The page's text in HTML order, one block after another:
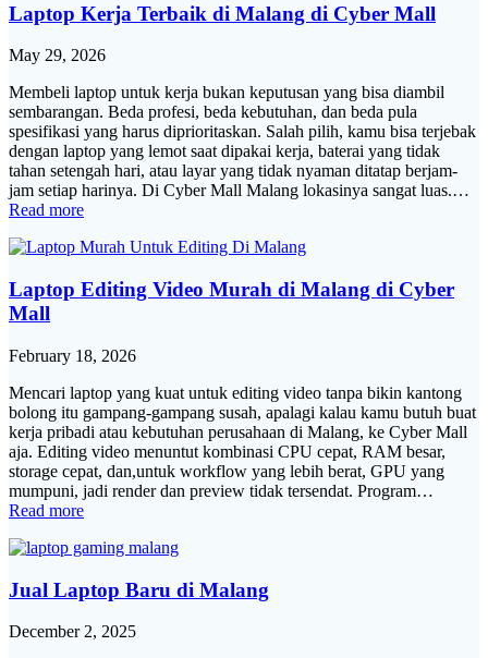
Laptop Kerja Terbaik di Malang di Cyber Mall
May 29, 2026
Membeli laptop untuk kerja bukan keputusan yang bisa diambil
sembarangan. Beda profesi, beda kebutuhan, dan beda pula
spesifikasi yang harus diprioritaskan. Salah pilih, kamu bisa terjebak
dengan laptop yang lemot saat dipakai kerja, baterai yang tidak
tahan setengah hari, atau layar yang tidak nyaman ditatap berjam-
jam setiap harinya. Di Cyber Mall Malang lokasinya sangat luas.…
Read more
Laptop Editing Video Murah di Malang di Cyber
Mall
February 18, 2026
Mencari laptop yang kuat untuk editing video tanpa bikin kantong
bolong itu gampang-gampang susah, apalagi kalau kamu butuh buat
kerja pribadi atau kebutuhan perusahaan di Malang, ke Cyber Mall
aja. Editing video menuntut kombinasi CPU cepat, RAM besar,
storage cepat, dan,untuk workflow yang lebih berat, GPU yang
mumpuni, jadi render dan preview tidak tersendat. Program…
Read more
Jual Laptop Baru di Malang
December 2, 2025